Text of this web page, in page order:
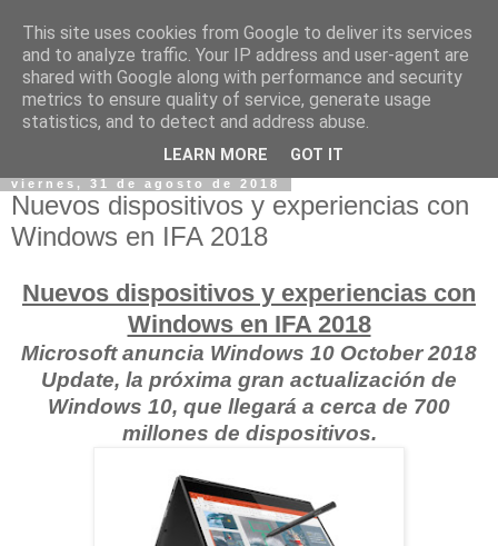
viernes, 31 de agosto de 2018
Nuevos dispositivos y experiencias con
Windows en IFA 2018
Nuevos dispositivos y experiencias con
Windows en IFA 2018
Microsoft anuncia Windows 10 October 2018
Update, la próxima gran actualización de
Windows 10, que llegará a cerca de 700
millones de dispositivos.
This site uses cookies from Google to deliver its services
and to analyze traffic. Your IP address and user-agent are
shared with Google along with performance and security
metrics to ensure quality of service, generate usage
statistics, and to detect and address abuse.
LEARN MORE GOT IT